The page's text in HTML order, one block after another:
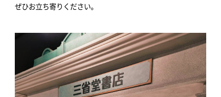
ぜひお立ち寄りください。